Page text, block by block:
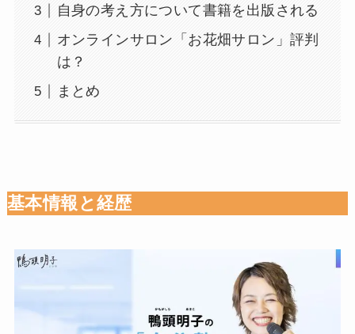
自身の考え方について書籍を出版される
オンラインサロン「お花畑サロン」評判
は？
まとめ
基本情報と経歴